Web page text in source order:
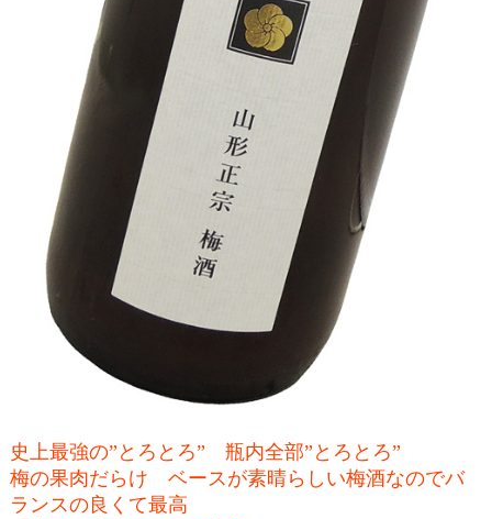
史上最強の”とろとろ” 瓶内全部”とろとろ”
梅の果肉だらけ ベースが素晴らしい梅酒なのでバ
ランスの良くて最高